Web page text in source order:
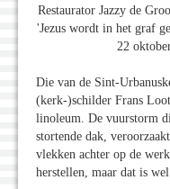
Restaurator Jazzy de
'Jezus wordt in het graf
22
Die van de Sint-
(kerk-)schilder Frans
linoleum. De vuurstorm
stortende dak,
vlekken achter op de
herstellen, maar dat is wel